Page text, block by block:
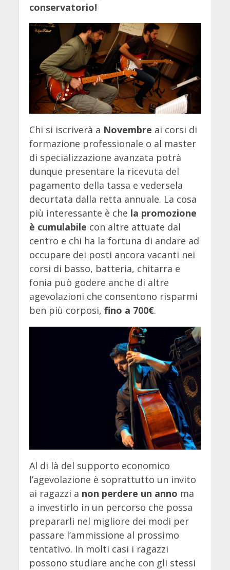
conservatorio!
Chi si iscriverà a Novembre ai corsi di
formazione professionale o al master
di specializzazione avanzata potrà
dunque presentare la ricevuta del
pagamento della tassa e vedersela
decurtata dalla retta annuale. La cosa
più interessante è che la promozione
è cumulabile con altre attuate dal
centro e chi ha la fortuna di andare ad
occupare dei posti ancora vacanti nei
corsi di basso, batteria, chitarra e
fonia può godere anche di altre
agevolazioni che consentono risparmi
ben più corposi, fino a 700€.
Al di là del supporto economico
l’agevolazione è soprattutto un invito
ai ragazzi a non perdere un anno ma
a investirlo in un percorso che possa
prepararli nel migliore dei modi per
passare l’ammissione al prossimo
tentativo. In molti casi i ragazzi
possono studiare anche con gli stessi